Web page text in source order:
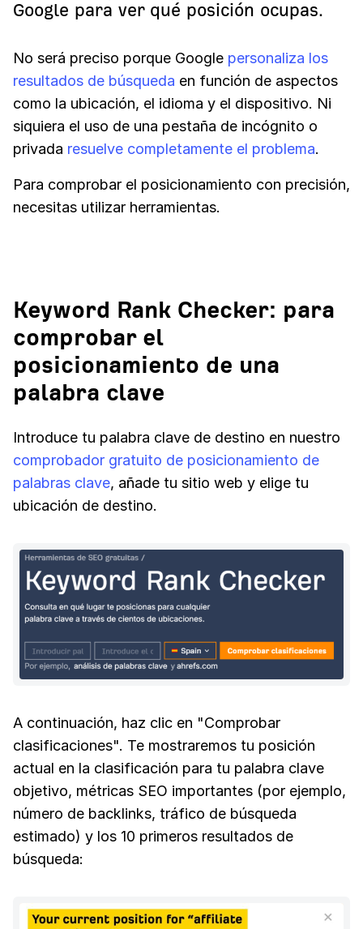
Google para ver qué posición ocupas.
No será preciso porque Google personaliza los
resultados de búsqueda en función de aspectos
como la ubicación, el idioma y el dispositivo. Ni
siquiera el uso de una pestaña de incógnito o
privada resuelve completamente el problema.
Para comprobar el posicionamiento con precisión,
necesitas utilizar herramientas.
Keyword Rank Checker: para
comprobar el
posicionamiento de una
palabra clave
Introduce tu palabra clave de destino en nuestro
comprobador gratuito de posicionamiento de
palabras clave, añade tu sitio web y elige tu
ubicación de destino.
A continuación, haz clic en "Comprobar
clasificaciones". Te mostraremos tu posición
actual en la clasificación para tu palabra clave
objetivo, métricas SEO importantes (por ejemplo,
número de backlinks, tráfico de búsqueda
estimado) y los 10 primeros resultados de
búsqueda: